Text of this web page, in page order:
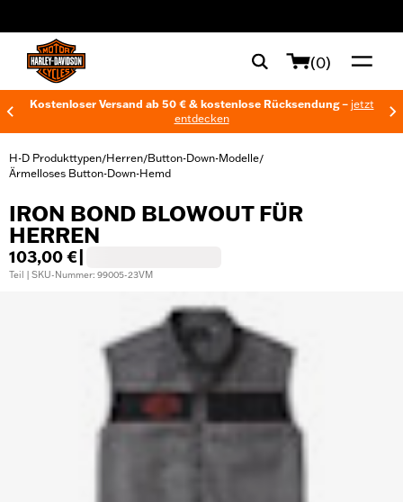
(0)
Kostenloser Versand ab 50 € & kostenlose Rücksendung – jetzt
entdecken
H-D Produkttypen/Herren/Button-Down-Modelle/
Ärmelloses Button-Down-Hemd
IRON BOND BLOWOUT FÜR
HERREN
103,00 €
Teil | SKU-Nummer: 99005-23VM